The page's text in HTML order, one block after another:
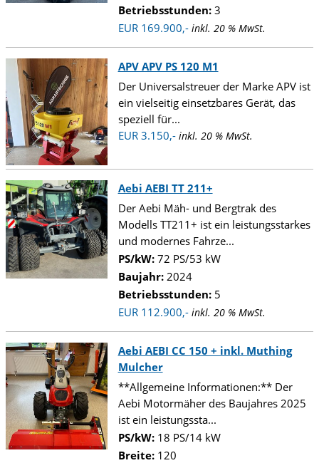
Betriebsstunden:3
EUR 169.900,- inkl. 20 % MwSt.
APV APV PS 120 M1
Der Universalstreuer der Marke APV ist
ein vielseitig einsetzbares Gerät, das
speziell für...
EUR 3.150,- inkl. 20 % MwSt.
Aebi AEBI TT 211+
Der Aebi Mäh- und Bergtrak des
Modells TT211+ ist ein leistungsstarkes
und modernes Fahrze...
PS/kW:72 PS/53 kW
Baujahr:2024
Betriebsstunden:5
EUR 112.900,- inkl. 20 % MwSt.
Aebi AEBI CC 150 + inkl. Muthing
Mulcher
**Allgemeine Informationen:** Der
Aebi Motormäher des Baujahres 2025
ist ein leistungssta...
PS/kW:18 PS/14 kW
Breite:120